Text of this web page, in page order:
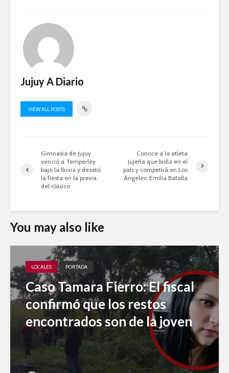
Jujuy A Diario
VIEW ALL POSTS
Gimnasia de Jujuy
venció a Temperley
bajo la lluvia y desató
la fiesta en la previa
del clásico
Conoce a la atleta
jujeña que brilla en el
país y competirá en Los
Ángeles: Emilia Batalla
You may also like
LOCALES PORTADA
Caso Tamara Fierro: El fiscal
confirmó que los restos
encontrados son de la joven